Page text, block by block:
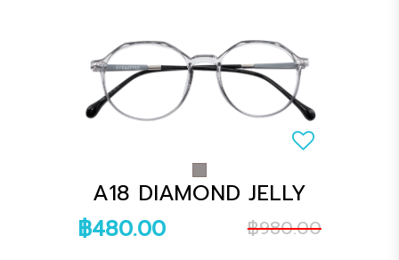
A18 DIAMOND JELLY
฿480.00
฿980.00